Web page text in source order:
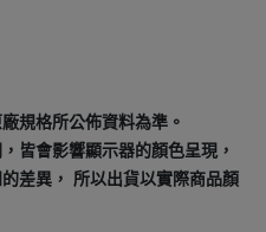
規格所公佈資料為準。
皆會影響顯示器的顏色呈現，
差異， 所以出貨以實際商品顏